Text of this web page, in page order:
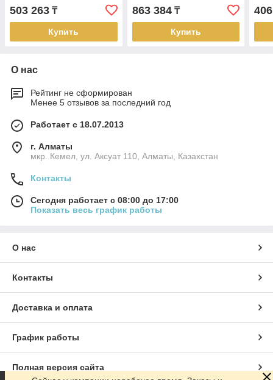
503 263 ₸
Купить
863 384₸
Купить
О нас
Рейтинг не сформирован
Менее 5 отзывов за последний год
Работает с 18.07.2013
г. Алматы
мкр. Кемел, ул. Аксуат 110, Алматы, Казахстан
Контакты
Сегодня работает с 08:00 до 17:00
Показать весь график работы
О нас
Контакты
Доставка и оплата
График работы
Полная версия сайта